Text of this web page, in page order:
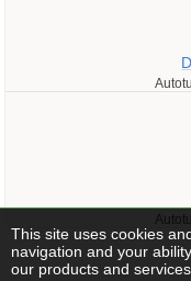
This site uses cookies
navigation and your
our products and